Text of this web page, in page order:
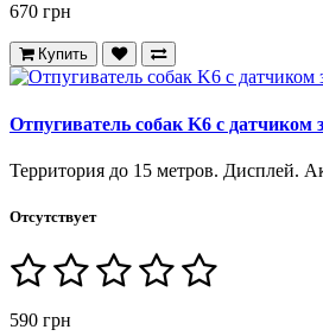
670 грн
Купить
Отпугиватель собак K6 с датчиком
Территория до 15 метров. Дисплей.
Отсутствует
590 грн